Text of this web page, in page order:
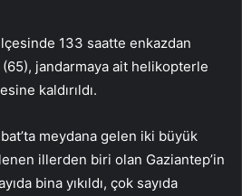
133 saatte enkazdan
jandarmaya ait helikopterle
kaldırıldı.
meydana gelen iki büyük
illerden biri olan Gaziantep’in
bina yıkıldı, çok sayıda